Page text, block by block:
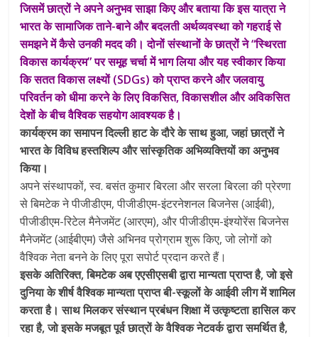
जिसमें छात्रों ने अपने अनुभव साझा किए और बताया कि इस यात्रा ने
भारत के सामाजिक ताने-बाने और बदलती अर्थव्यवस्था को गहराई से
समझने में कैसे उनकी मदद की। दोनों संस्थानों के छात्रों ने “स्थिरता
विकास कार्यक्रम” पर समूह चर्चा में भाग लिया और यह स्वीकार किया
कि सतत विकास लक्ष्यों (SDGs) को प्राप्त करने और जलवायु
परिवर्तन को धीमा करने के लिए विकसित, विकासशील और अविकसित
देशों के बीच वैश्विक सहयोग आवश्यक है।
कार्यक्रम का समापन दिल्ली हाट के दौरे के साथ हुआ, जहां छात्रों ने
भारत के विविध हस्तशिल्प और सांस्कृतिक अभिव्यक्तियों का अनुभव
किया।
अपने संस्थापकों, स्व. बसंत कुमार बिरला और सरला बिरला की प्रेरणा
से बिमटेक ने पीजीडीएम, पीजीडीएम-इंटरनेशनल बिजनेस (आईबी),
पीजीडीएम-रिटेल मैनेजमेंट (आरएम), और पीजीडीएम-इंश्योरेंस बिजनेस
मैनेजमेंट (आईबीएम) जैसे अभिनव प्रोग्राम शुरू किए, जो लोगों को
वैश्विक नेता बनने के लिए पूरा सपोर्ट प्रदान करते हैं।
इसके अतिरिक्त, बिमटेक अब एएसीएसबी द्वारा मान्यता प्राप्त है, जो इसे
दुनिया के शीर्ष वैश्विक मान्यता प्राप्त बी-स्कूलों के आईवी लीग में शामिल
करता है। साथ मिलकर संस्थान प्रबंधन शिक्षा में उत्कृष्टता हासिल कर
रहा है, जो इसके मजबूत पूर्व छात्रों के वैश्विक नेटवर्क द्वारा समर्थित है,